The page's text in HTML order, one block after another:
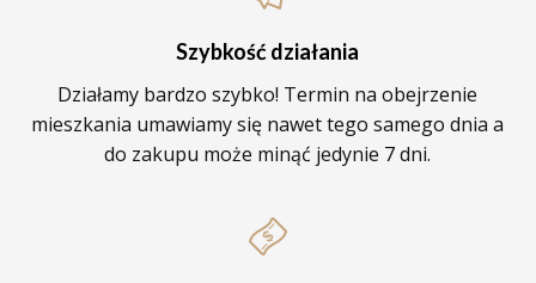
Szybkość działania
Działamy bardzo szybko! Termin na obejrzenie
mieszkania umawiamy się nawet tego samego dnia a
do zakupu może minąć jedynie 7 dni.